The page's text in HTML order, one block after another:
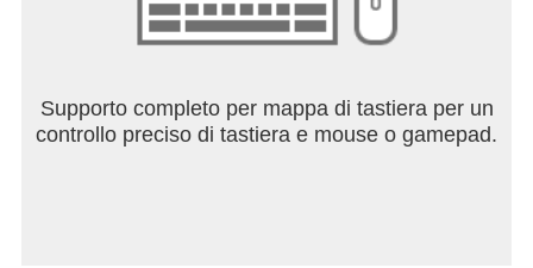
Supporto completo per mappa di tastiera per un
controllo preciso di tastiera e mouse o gamepad.